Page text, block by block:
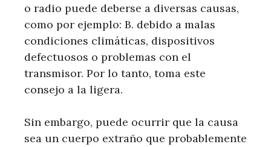
o radio puede deberse a diversas causas,
como por ejemplo: B. debido a malas
condiciones climáticas, dispositivos
defectuosos o problemas con el
transmisor. Por lo tanto, toma este
consejo a la ligera.
Sin embargo, puede ocurrir que la causa
sea un cuerpo extraño que probablemente